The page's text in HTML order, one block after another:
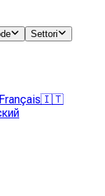
Settori
Français🇮🇹